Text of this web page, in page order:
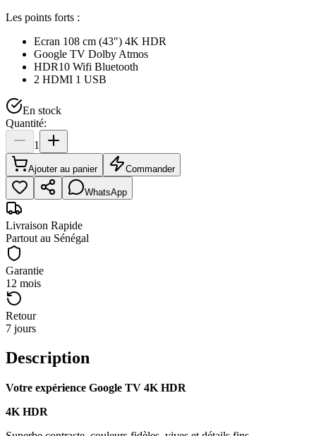
Les points forts :
Ecran 108 cm (43″) 4K HDR
Google TV Dolby Atmos
HDR10 Wifi Bluetooth
2 HDMI 1 USB
En stock
Quantité:
1
Ajouter au panier Commander
WhatsApp
Livraison Rapide
Partout au Sénégal
Garantie
12 mois
Retour
7 jours
Description
Votre expérience Google TV 4K HDR
4K HDR